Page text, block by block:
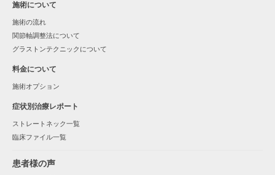
施術について
施術の流れ
関節軸調整法について
グラストンテクニックについて
料金について
施術オプション
症状別治療レポート
ストレートネック一覧
臨床ファイル一覧
患者様の声